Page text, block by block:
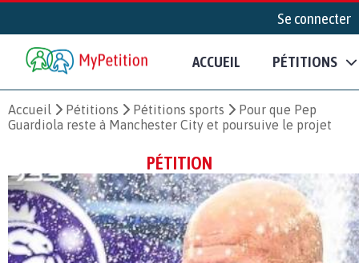
Se connecter
ACCUEIL PÉTITIONS
Accueil Pétitions Pétitions sports
Pour que Pep
Guardiola reste à Manchester City et poursuive le projet
PÉTITION